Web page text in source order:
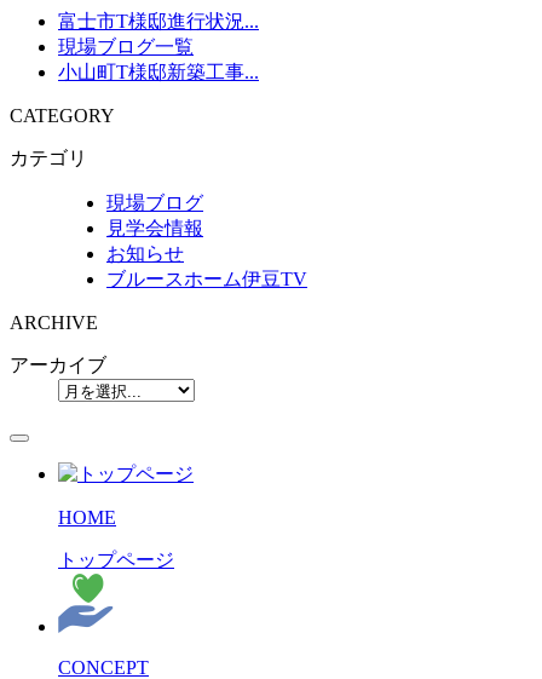
富士市T様邸進行状況...
現場ブログ一覧
小山町T様邸新築工事...
CATEGORY
カテゴリ
現場ブログ
見学会情報
お知らせ
ブルースホーム伊豆TV
ARCHIVE
アーカイブ
HOME
トップページ
CONCEPT